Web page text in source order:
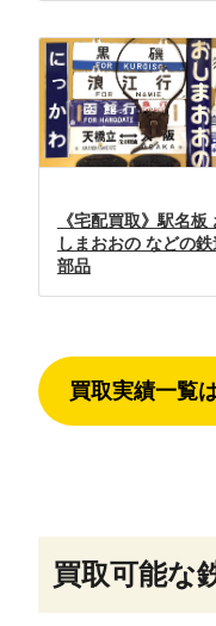
《宅配買取》駅名板
しまおおの などの鉄
部品
買取実績一覧
買取可能な